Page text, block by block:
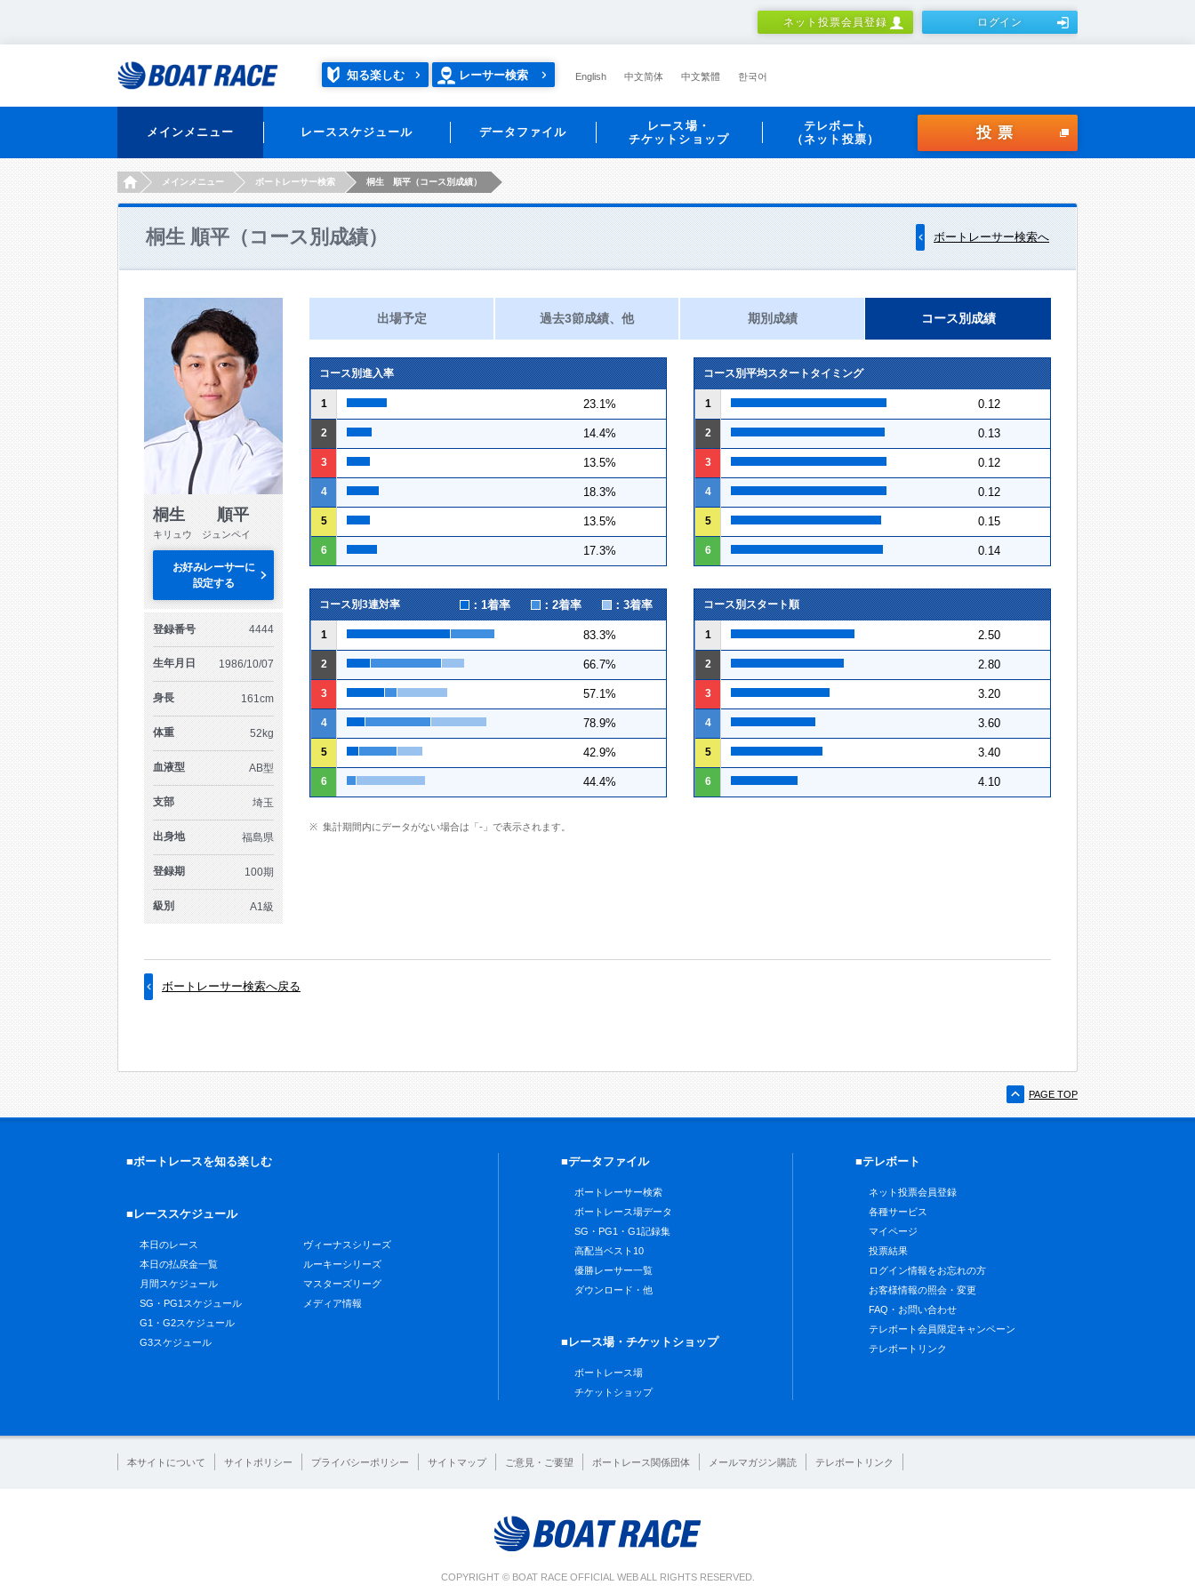
ネット投票会員登録 ログイン
知る楽しむ レーサー検索 English 中文简体 中文繁體 한국어
メインメニュー レーススケジュール データファイル
レース場・
チケットショップ
テレボート
（ネット投票）
投票
HOMEメインメニュー ボートレーサー検索 桐生 順平（コース別成績）
桐生 順平（コース別成績） ボートレーサー検索へ
桐生 順平
キリュウ ジュンペイ
お好みレーサーに
設定する
登録番号 4444
生年月日 1986/10/07
身長 161cm
体重 52kg
血液型 AB型
支部 埼玉
出身地 福島県
登録期 100期
級別 A1級
出場予定 過去3節成績、他 期別成績 コース別成績
コース別進入率
1 23.1%
2 14.4%
3 13.5%
4 18.3%
5 13.5%
6 17.3%
コース別3連対率 ：1着率 ：2着率 ：3着率
1 83.3%
2 66.7%
3 57.1%
4 78.9%
5 42.9%
6 44.4%
コース別平均スタートタイミング
1 0.12
2 0.13
3 0.12
4 0.12
5 0.15
6 0.14
コース別スタート順
1 2.50
2 2.80
3 3.20
4 3.60
5 3.40
6 4.10
集計期間内にデータがない場合は「-」で表示されます。
ボートレーサー検索へ戻る
PAGE TOP
■ボートレースを知る楽しむ
■レーススケジュール
本日のレース
本日の払戻金一覧
月間スケジュール
SG・PG1スケジュール
G1・G2スケジュール
G3スケジュール
ヴィーナスシリーズ
ルーキーシリーズ
マスターズリーグ
メディア情報
■データファイル
ボートレーサー検索
ボートレース場データ
SG・PG1・G1記録集
高配当ベスト10
優勝レーサー一覧
ダウンロード・他
■レース場・チケットショップ
ボートレース場
チケットショップ
■テレボート
ネット投票会員登録
各種サービス
マイページ
投票結果
ログイン情報をお忘れの方
お客様情報の照会・変更
FAQ・お問い合わせ
テレボート会員限定キャンペーン
テレボートリンク
本サイトについて サイトポリシー プライバシーポリシー サイトマップ ご意見・ご要望 ボートレース関係団体 メールマガジン購読 テレボートリンク
COPYRIGHT © BOAT RACE OFFICIAL WEB ALL RIGHTS RESERVED.